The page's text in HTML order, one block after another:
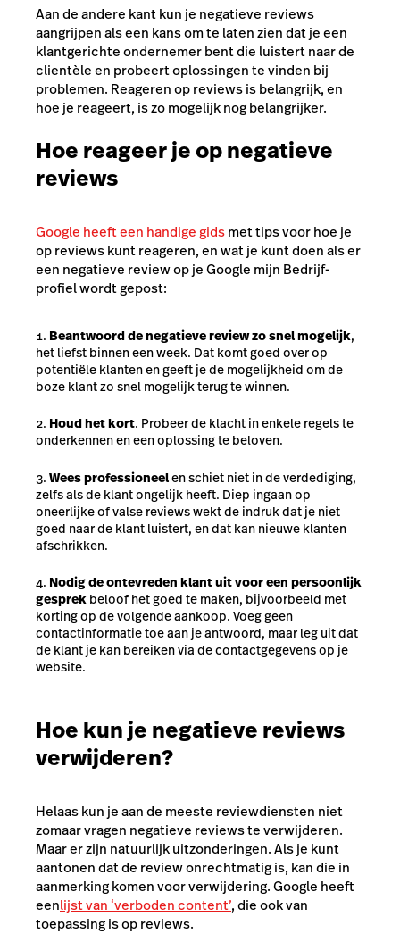
Aan de andere kant kun je negatieve reviews
aangrijpen als een kans om te laten zien dat je een
klantgerichte ondernemer bent die luistert naar de
clientèle en probeert oplossingen te vinden bij
problemen. Reageren op reviews is belangrijk, en
hoe je reageert, is zo mogelijk nog belangrijker.
Hoe reageer je op negatieve
reviews
Google heeft een handige gidsmet tips voor hoe je
op reviews kunt reageren, en wat je kunt doen als er
een negatieve review op je Google mijn Bedrijf-
profiel wordt gepost:
Beantwoord de negatieve review zo snel mogelijk,
het liefst binnen een week. Dat komt goed over op
potentiële klanten en geeft je de mogelijkheid om de
boze klant zo snel mogelijk terug te winnen.
Houd het kort. Probeer de klacht in enkele regels te
onderkennen en een oplossing te beloven.
Wees professioneelen schiet niet in de verdediging,
zelfs als de klant ongelijk heeft. Diep ingaan op
oneerlijke of valse reviews wekt de indruk dat je niet
goed naar de klant luistert, en dat kan nieuwe klanten
afschrikken.
Nodig de ontevreden klant uit voor een persoonlijk
gesprek beloof het goed te maken, bijvoorbeeld met
korting op de volgende aankoop. Voeg geen
contactinformatie toe aan je antwoord, maar leg uit dat
de klant je kan bereiken via de contactgegevens op je
website.
Hoe kun je negatieve reviews
verwijderen?
Helaas kun je aan de meeste reviewdiensten niet
zomaar vragen negatieve reviews te verwijderen.
Maar er zijn natuurlijk uitzonderingen. Als je kunt
aantonen dat de review onrechtmatig is, kan die in
aanmerking komen voor verwijdering. Google heeft
eenlijst van ‘verboden content’, die ook van
toepassing is op reviews.